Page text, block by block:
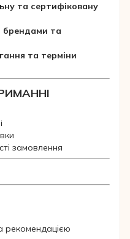
та сертифіковану
брендами та
та терміни
замовлення
рекомендацією